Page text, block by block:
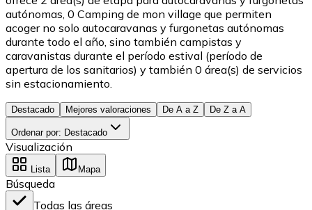
autónomas, 0 Camping de mon village que permiten
acoger no solo autocaravanas y furgonetas autónomas
durante todo el año, sino también campistas y
caravanistas durante el período estival (período de
apertura de los sanitarios) y también 0 área(s) de servicios
sin estacionamiento.
Destacado Mejores valoraciones De A a Z De Z a A
Ordenar por: Destacado
Visualización
Lista Mapa
Búsqueda
Todas las áreas